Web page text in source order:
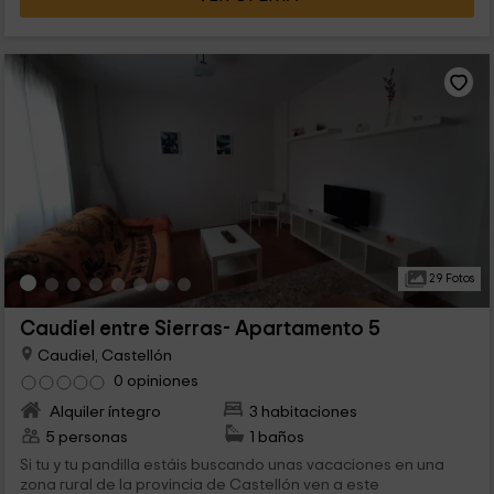
29 Fotos
Caudiel entre Sierras- Apartamento 5
Caudiel, Castellón
0 opiniones
Alquiler íntegro
3 habitaciones
5 personas
1 baños
Si tu y tu pandilla estáis buscando unas vacaciones en una
zona rural de la provincia de Castellón ven a este